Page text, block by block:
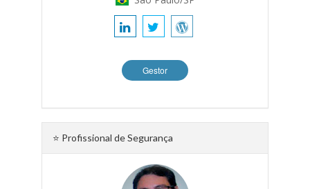
Gestor
⭐ Profissional de Segurança